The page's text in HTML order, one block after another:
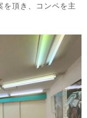
を頂き、コンペを主